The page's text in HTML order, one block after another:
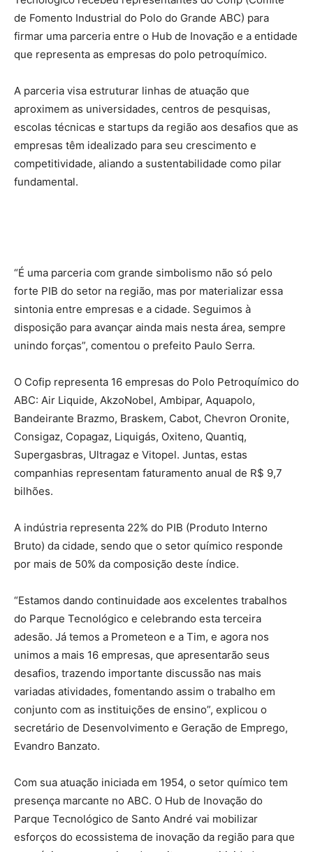
de Fomento Industrial do Polo do Grande ABC) para
firmar uma parceria entre o Hub de Inovação e a entidade
que representa as empresas do polo petroquímico.
A parceria visa estruturar linhas de atuação que
aproximem as universidades, centros de pesquisas,
escolas técnicas e startups da região aos desafios que as
empresas têm idealizado para seu crescimento e
competitividade, aliando a sustentabilidade como pilar
fundamental.
“É uma parceria com grande simbolismo não só pelo
forte PIB do setor na região, mas por materializar essa
sintonia entre empresas e a cidade. Seguimos à
disposição para avançar ainda mais nesta área, sempre
unindo forças”, comentou o prefeito Paulo Serra.
O Cofip representa 16 empresas do Polo Petroquímico do
ABC: Air Liquide, AkzoNobel, Ambipar, Aquapolo,
Bandeirante Brazmo, Braskem, Cabot, Chevron Oronite,
Consigaz, Copagaz, Liquigás, Oxiteno, Quantiq,
Supergasbras, Ultragaz e Vitopel. Juntas, estas
companhias representam faturamento anual de R$ 9,7
bilhões.
A indústria representa 22% do PIB (Produto Interno
Bruto) da cidade, sendo que o setor químico responde
por mais de 50% da composição deste índice.
“Estamos dando continuidade aos excelentes trabalhos
do Parque Tecnológico e celebrando esta terceira
adesão. Já temos a Prometeon e a Tim, e agora nos
unimos a mais 16 empresas, que apresentarão seus
desafios, trazendo importante discussão nas mais
variadas atividades, fomentando assim o trabalho em
conjunto com as instituições de ensino”, explicou o
secretário de Desenvolvimento e Geração de Emprego,
Evandro Banzato.
Com sua atuação iniciada em 1954, o setor químico tem
presença marcante no ABC. O Hub de Inovação do
Parque Tecnológico de Santo André vai mobilizar
esforços do ecossistema de inovação da região para que